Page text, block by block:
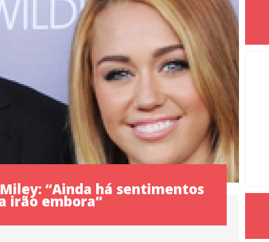
“Ainda há sentimentos
irão embora”